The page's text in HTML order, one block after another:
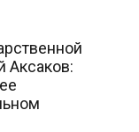
Аксаков: